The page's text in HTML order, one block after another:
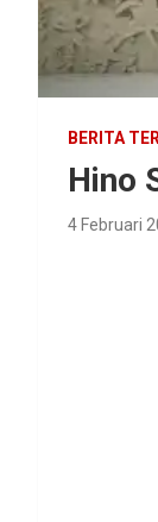
BERITA
Hino
4 Februari